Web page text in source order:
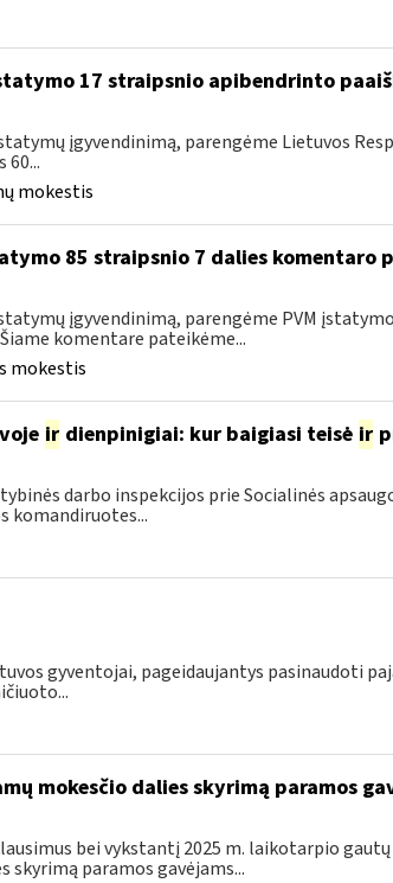
17 straipsnio apibendrinto
įgyvendinimą, parengėme Lietuvos
mokestis
85 straipsnio 7 dalies komentaro
įgyvendinimą, parengėme PVM
komentare pateikėme...
mokestis
irdienpinigiai: kur baigiasi teisė ir
darbo inspekcijos prie Socialinės
komandiruotes...
gyventojai, pageidaujantys pasinaudoti
mokesčio dalies skyrimą paramos
bei vykstantį 2025 m. laikotarpio
skyrimą paramos gavėjams...